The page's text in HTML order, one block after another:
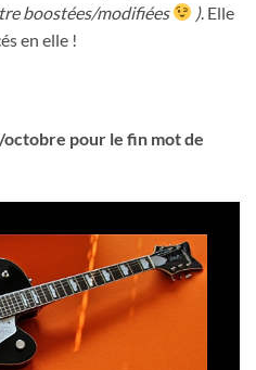
boostées/modifiées
). Elle
en elle !
pour le fin mot de